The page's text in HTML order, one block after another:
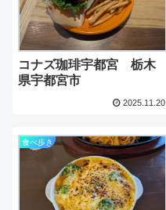
コナズ珈琲宇都宮 栃木
県宇都宮市
2025.11.20
食べ歩き